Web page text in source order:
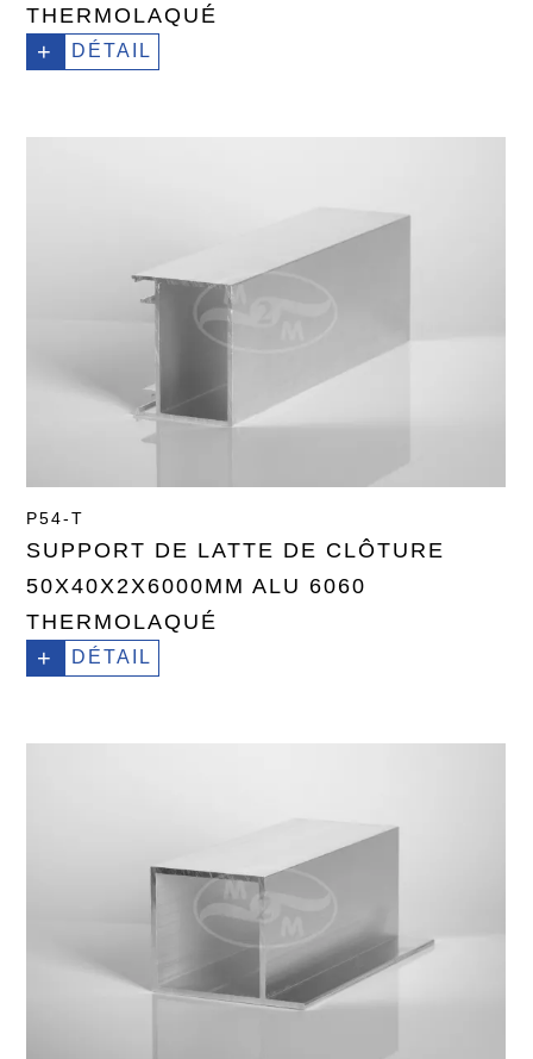
THERMOLAQUÉ
+ DÉTAIL
P54-T
SUPPORT DE LATTE DE CLÔTURE
50X40X2X6000MM ALU 6060
THERMOLAQUÉ
+ DÉTAIL